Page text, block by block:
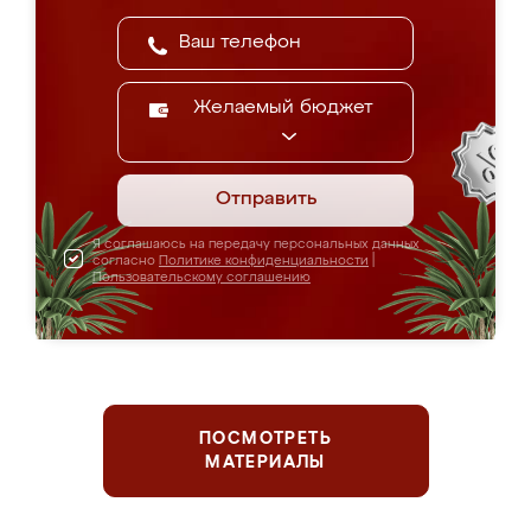
Желаемый бюджет
Отправить
Я соглашаюсь на передачу персональных данных
согласно Политике конфиденциальности
Пользовательскому соглашению
ПОСМОТРЕТЬ
МАТЕРИАЛЫ